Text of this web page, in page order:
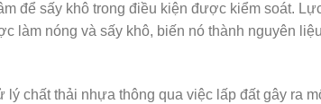
để sấy khô trong điều kiện được kiểm soát.
làm nóng và sấy khô, biến nó thành nguyên
chất thải nhựa thông qua việc lấp đất gây ra